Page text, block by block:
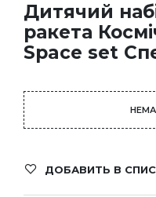
Дитячий
ракета
Space set
ДОБАВИТЬ В